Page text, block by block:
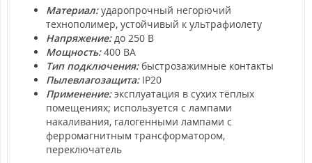
Материал:ударопрочный негорючий
технополимер, устойчивый к ультрафиолету
Напряжение:до 250 В
Мощность:400 ВА
Тип подключения:быстрозажимные контакты
Пылевлагозащита:IP20
Применение:эксплуатация в сухих тёплых
помещениях; используется с лампами
накаливания, галогенными лампами с
ферромагнитным трансформатором,
переключатель